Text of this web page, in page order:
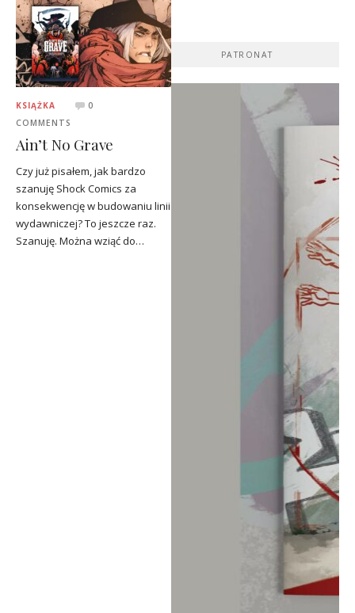
KSIĄŻKA
0
COMMENTS
Ain’t No Grave
Czy już pisałem, jak bardzo
szanuję Shock Comics za
konsekwencję w budowaniu linii
wydawniczej? To jeszcze raz.
Szanuję. Można wziąć do…
PATRONAT